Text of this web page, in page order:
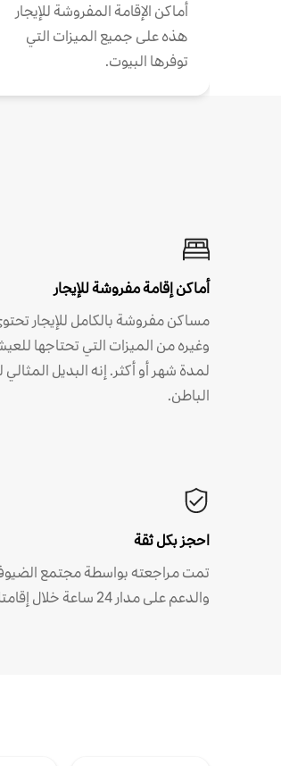
أماكن الإقامة المفروشة للإيجار
هذه على جميع الميزات التي
توفرها البيوت.
أماكن إقامة مفروشة للإيجار
مساكن مفروشة بالكامل للإيجار
وغيره من الميزات التي تحتاجها
لمدة شهر أو أكثر. إنه البديل المثالي
الباطن.
احجز بكل ثقة
تمت مراجعته بواسطة مجتمع
والدعم على مدار 24 ساعة خلال إقامتك الطويلة.